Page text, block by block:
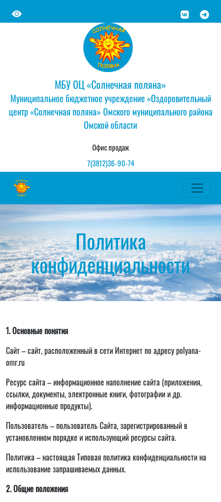
МБУ ОЦ «Солнечная поляна»
Муниципальное бюджетное учреждение «Оздоровительный
центр «Солнечная поляна» Омского муниципального района
Омской области
Офис продаж
7(3812)36-90-74
Политика
конфиденциальности
1. Основные понятия
Сайт – сайт, расположенный в сети Интернет по адресу polyana-
omr.ru
Ресурс сайта – информационное наполнение сайта (приложения,
ссылки, документы, электронные книги, фотографии и др.
информационные продукты).
Пользователь – пользователь Сайта, зарегистрированный в
установленном порядке и использующий ресурсы сайта.
Политика – настоящая Типовая политика конфиденциальности на
использование запрашиваемых данных.
2. Общие положения